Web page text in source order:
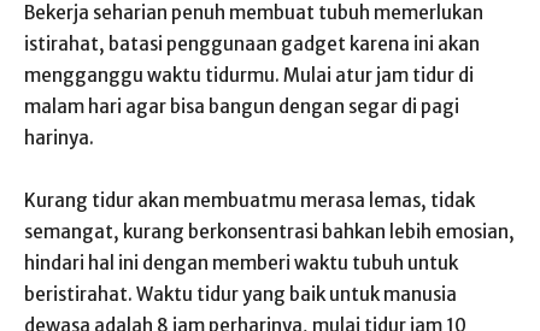
Bekerja seharian penuh membuat tubuh memerlukan
istirahat, batasi penggunaan gadget karena ini akan
mengganggu waktu tidurmu. Mulai atur jam tidur di
malam hari agar bisa bangun dengan segar di pagi
harinya.
Kurang tidur akan membuatmu merasa lemas, tidak
semangat, kurang berkonsentrasi bahkan lebih emosian,
hindari hal ini dengan memberi waktu tubuh untuk
beristirahat. Waktu tidur yang baik untuk manusia
dewasa adalah 8 jam perharinya, mulai tidur jam 10